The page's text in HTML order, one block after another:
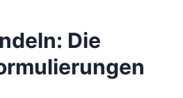
Die